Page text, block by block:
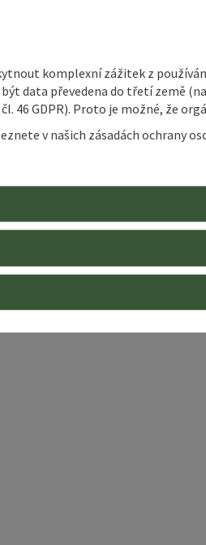
komplexní zážitek z
data převedena do třetí země
46 GDPR). Proto je možné, že
v našich zásadách ochrany